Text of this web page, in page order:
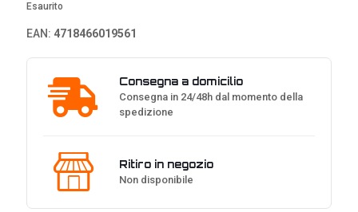
Esaurito
EAN: 4718466019561
Consegna a domicilio
Consegna in 24/48h dal momento della
spedizione
Ritiro in negozio
Non disponibile